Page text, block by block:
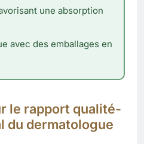
une absorption
avec des emballages en
le rapport qualité-
du dermatologue